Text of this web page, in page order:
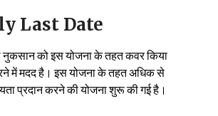
Last Date
को इस योजना के तहत कवर किया
में मदद है। इस योजना के तहत अधिक से
प्रदान करने की योजना शुरू की गई है।